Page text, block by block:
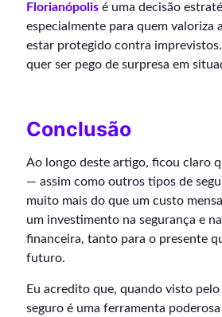
Florianópolis é uma decisão
especialmente para quem valoriza
estar protegido contra
quer ser pego de surpresa em
Conclusão
Ao longo deste artigo, ficou claro
— assim como outros tipos de
muito mais do que um custo
um investimento na segurança e
financeira, tanto para o presente
futuro.
Eu acredito que, quando visto
seguro é uma ferramenta